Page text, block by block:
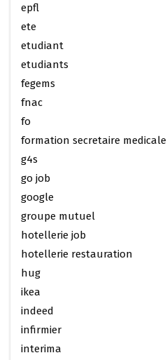
epfl
ete
etudiant
etudiants
fegems
fnac
fo
formation secretaire medicale
g4s
go job
google
groupe mutuel
hotellerie job
hotellerie restauration
hug
ikea
indeed
infirmier
interima